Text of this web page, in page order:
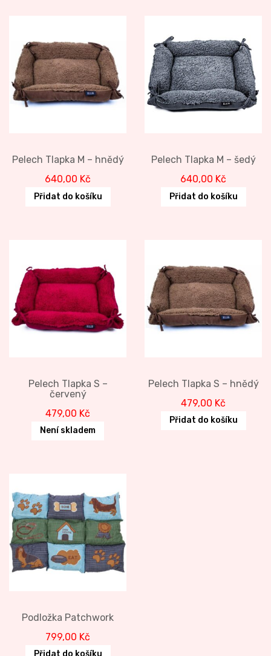
Pelech Tlapka M – hnědý
640,00 Kč
Přidat do košíku
Pelech Tlapka M – šedý
640,00 Kč
Přidat do košíku
Pelech Tlapka S –
červený
479,00 Kč
Není skladem
Pelech Tlapka S – hnědý
479,00 Kč
Přidat do košíku
Podložka Patchwork
799,00 Kč